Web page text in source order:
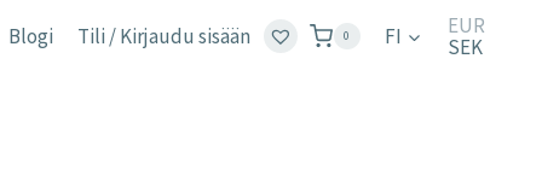
Blogi Tili / Kirjaudu sisään 0 FI
EUR
SEK